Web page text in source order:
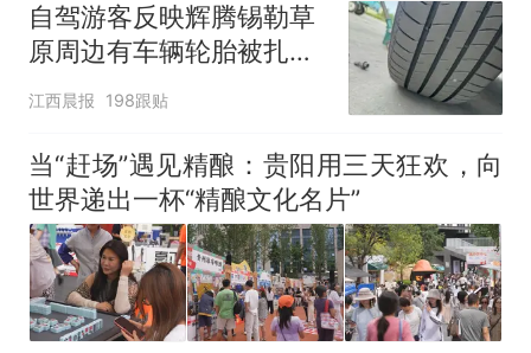
自驾游客反映辉腾锡勒草
原周边有车辆轮胎被扎，
修理店铺换胎价格高达千
元，官方发布情况通报
江西晨报 198跟贴
当“赶场”遇见精酿：贵阳用三天狂欢，向
世界递出一杯“精酿文化名片”